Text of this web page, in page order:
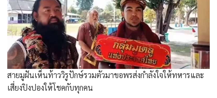
สายมูฝันเห็นท้าววิรูปักษ์รวมตัวมาขอพรส่งกำลังใจให้ทหารและ
เสี่ยงปิงปองให้โชคกับทุกคน